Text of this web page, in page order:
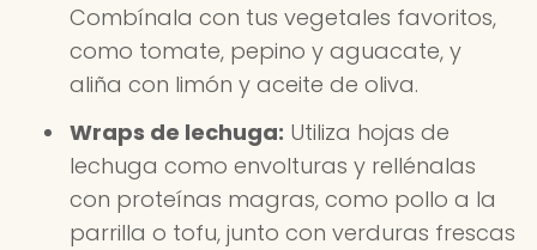
Combínala con tus vegetales favoritos,
como tomate, pepino y aguacate, y
aliña con limón y aceite de oliva.
Wraps de lechuga: Utiliza hojas de
lechuga como envolturas y rellénalas
con proteínas magras, como pollo a la
parrilla o tofu, junto con verduras frescas